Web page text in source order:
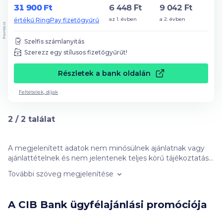
31 900 Ft
értékű RingPay fizetőgyűrű
6 448 Ft
az 1. évben
9 042 Ft
a 2. évben
Szelfis számlanyitás
Szerezz egy stílusos fizetőgyűrűt!
Részletek a bank oldalán
Feltételek, díjak
Promóció
2 / 2 találat
A megjelenített adatok nem minősülnek ajánlatnak vagy
ajánlattételnek és nem jelentenek teljes körű tájékoztatást,
kötelezettséget nem jelentenek. Felhívjuk figyelmét, hogy
ajánlatok sorrendjét befolyásolhatja a kattintások
További szöveg megjelenítése
A CIB Bank ügyfélajánlási promóciója